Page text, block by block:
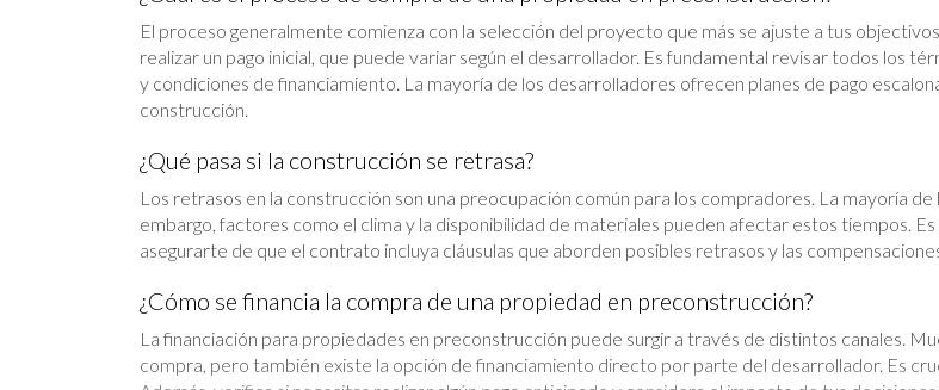
El proceso generalmente comienza con la selección del proyecto que más se ajuste a tus
realizar un pago inicial, que puede variar según el desarrollador. Es fundamental revisar todos los
y condiciones de financiamiento. La mayoría de los desarrolladores ofrecen planes de pago
construcción.
¿Qué pasa si la construcción se retrasa?
Los retrasos en la construcción son una preocupación común para los compradores. La mayoría
embargo, factores como el clima y la disponibilidad de materiales pueden afectar estos tiempos.
asegurarte de que el contrato incluya cláusulas que aborden posibles retrasos y las
¿Cómo se financia la compra de una propiedad en preconstrucción?
La financiación para propiedades en preconstrucción puede surgir a través de distintos canales.
compra, pero también existe la opción de financiamiento directo por parte del desarrollador. Es